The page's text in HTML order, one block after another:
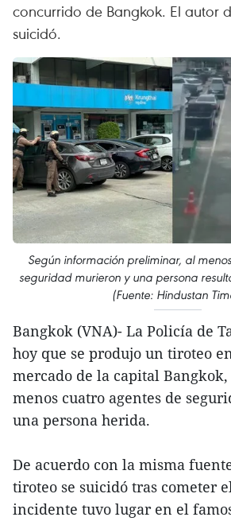
concurrido de Bangkok. El autor
suicidó.
Según información preliminar, al
seguridad murieron y una persona
(Fuente: Hindustan
Bangkok (VNA)- La Policía de
hoy que se produjo un tiroteo
mercado de la capital
menos cuatro agentes de
una persona herida.
De acuerdo con la misma
tiroteo se suicidó tras cometer
incidente tuvo lugar en el